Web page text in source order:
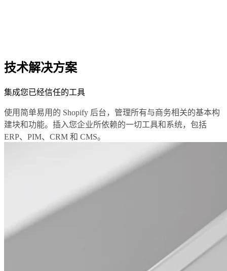
技术解决方案
集成您已经信任的工具
使用简单易用的 Shopify 后台，管理所有与商务相关的基本构
建块和功能。插入您企业所依赖的一切工具和系统，包括
ERP、PIM、CRM 和 CMS。